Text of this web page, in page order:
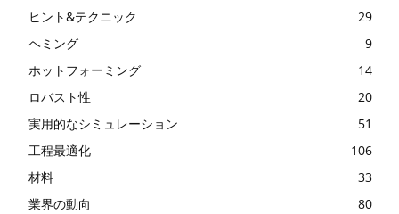
ヒント&テクニック
29
ヘミング
9
ホットフォーミング
14
ロバスト性
20
実用的なシミュレーション
51
工程最適化
106
材料
33
業界の動向
80